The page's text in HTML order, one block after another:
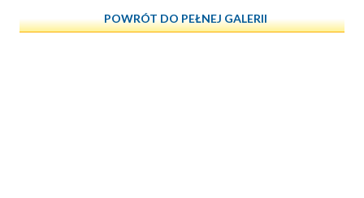
POWRÓT DO PEŁNEJ GALERII